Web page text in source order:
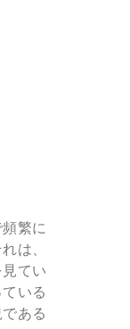
繁に
は、
てい
いる
ある